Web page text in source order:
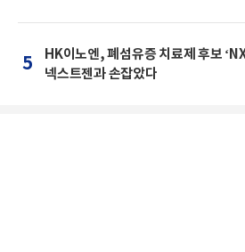
5
HK이노엔, 폐섬유증 치료제 후보
넥스트젠과 손잡았다